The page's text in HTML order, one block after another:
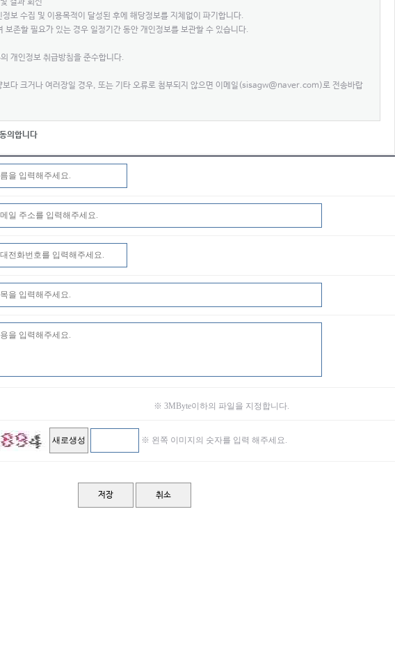
결과 회신
보 수집 및 이용목적이 달성된 후에 해당정보를 지체없이 파기합니다.
보존할 필요가 있는 경우 일정기간 동안 개인정보를 보관할 수 있습니다.
개인정보 취급방침을 준수합니다.
다 크거나 여러장일 경우, 또는 기타 오류로 첨부되지 않으면 이메일(sisagw@naver.com)로 전송바랍
의합니다
※ 3MByte이하의 파일을 지정합니다.
※ 왼쪽 이미지의 숫자를 입력 해주세요.